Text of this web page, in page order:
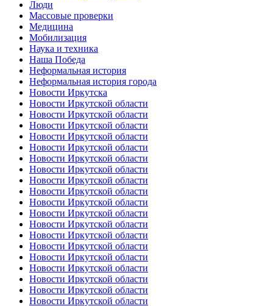
Люди
Массовые проверки
Медицина
Мобилизация
Наука и техника
Наша Победа
Неформальная история
Неформальная история города
Новости Иркутска
Новости Иркутской области
Новости Иркутской области
Новости Иркутской области
Новости Иркутской области
Новости Иркутской области
Новости Иркутской области
Новости Иркутской области
Новости Иркутской области
Новости Иркутской области
Новости Иркутской области
Новости Иркутской области
Новости Иркутской области
Новости Иркутской области
Новости Иркутской области
Новости Иркутской области
Новости Иркутской области
Новости Иркутской области
Новости Иркутской области
Новости Иркутской области